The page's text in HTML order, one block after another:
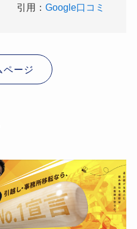
引用：Google口コミ
ページ